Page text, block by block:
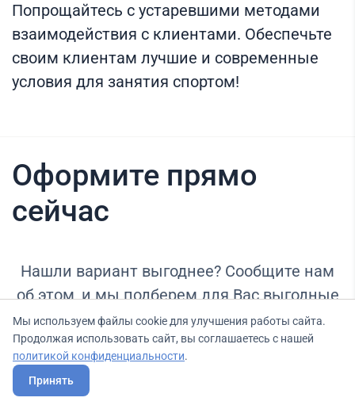
Попрощайтесь с устаревшими методами
взаимодействия с клиентами. Обеспечьте
своим клиентам лучшие и современные
условия для занятия спортом!
Оформите прямо
сейчас
Нашли вариант выгоднее? Сообщите нам
об этом, и мы подберем для Вас выгодные
условия.
Мы используем файлы cookie для улучшения работы сайта.
Продолжая использовать сайт, вы соглашаетесь с нашей
политикой конфиденциальности.
Принять